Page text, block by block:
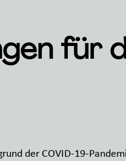
für
der COVID-19-